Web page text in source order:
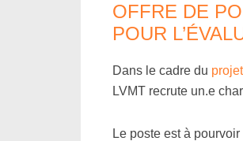
OFFRE DE
POUR
Dans le cadre du
LVMT recrute un.e
Le poste est à